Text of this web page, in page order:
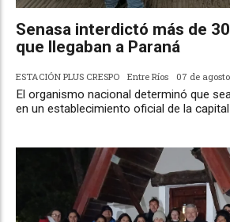
Senasa interdictó más de
que llegaban a Paraná
ESTACIÓN PLUS CRESPO Entre Ríos 07 de
El organismo nacional determinó que
en un establecimiento oficial de la